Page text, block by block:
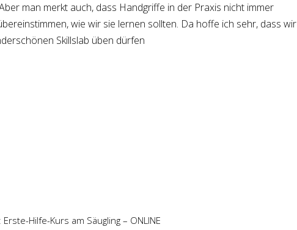
man merkt auch, dass Handgriffe in der Praxis nicht immer
wie wir sie lernen sollten. Da hoffe ich sehr, dass wir
Skillslab üben dürfen
Erste-Hilfe-Kurs am Säugling – ONLINE